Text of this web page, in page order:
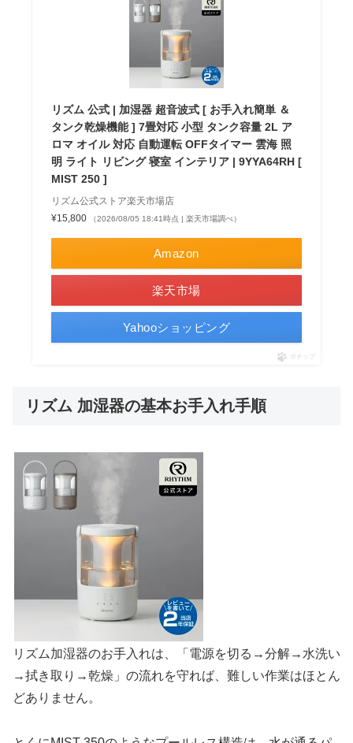
リズム 公式 | 加湿器 超音波式 [ お手入れ簡単 ＆
タンク乾燥機能 ] 7畳対応 小型 タンク容量 2L ア
ロマ オイル 対応 自動運転 OFFタイマー 雲海 照
明 ライト リビング 寝室 インテリア | 9YYA64RH [
MIST 250 ]
リズム公式ストア楽天市場店
¥15,800
（2026/08/05 18:41時点 | 楽天市場調べ）
Amazon
楽天市場
Yahooショッピング
ポチップ
リズム 加湿器の基本お手入れ手順
リズム加湿器のお手入れは、「電源を切る→分解→水洗い
→拭き取り→乾燥」の流れを守れば、難しい作業はほとん
どありません。